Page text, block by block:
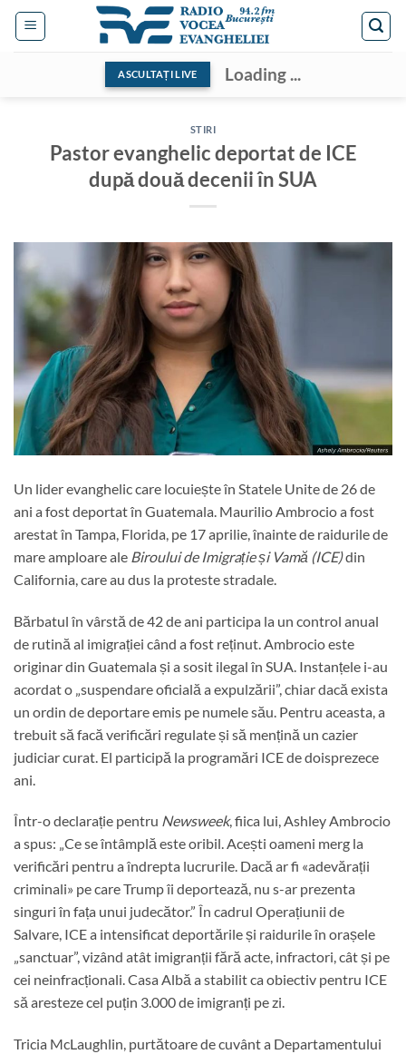
Skip
ASCULTAȚI LIVE Loading ...
STIRI
Pastor evanghelic deportat de ICE
după două decenii în SUA
Un lider evanghelic care locuiește în Statele Unite de 26 de
ani a fost deportat în Guatemala. Maurilio Ambrocio a fost
arestat în Tampa, Florida, pe 17 aprilie, înainte de raidurile de
mare amploare ale Biroului de Imigrație și Vamă (ICE)din
California, care au dus la proteste stradale.
Bărbatul în vârstă de 42 de ani participa la un control anual
de rutină al imigrației când a fost reținut. Ambrocio este
originar din Guatemala și a sosit ilegal în SUA. Instanțele i-au
acordat o „suspendare oficială a expulzării”, chiar dacă exista
un ordin de deportare emis pe numele său. Pentru aceasta, a
trebuit să facă verificări regulate și să mențină un cazier
judiciar curat. El participă la programări ICE de doisprezece
ani.
Într-o declarație pentru Newsweek, fiica lui, Ashley Ambrocio
a spus: „Ce se întâmplă este oribil. Acești oameni merg la
verificări pentru a îndrepta lucrurile. Dacă ar fi «adevărații
criminali» pe care Trump îi deportează, nu s-ar prezenta
singuri în fața unui judecător.” În cadrul Operațiunii de
Salvare, ICE a intensificat deportările și raidurile în orașele
„sanctuar”, vizând atât imigranții fără acte, infractori, cât și pe
cei neinfracționali. Casa Albă a stabilit ca obiectiv pentru ICE
să aresteze cel puțin 3.000 de imigranți pe zi.
Tricia McLaughlin, purtătoare de cuvânt a Departamentului